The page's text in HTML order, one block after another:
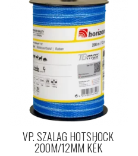
VP. SZALAG HOTSHOCK
200M/12MM KÉK